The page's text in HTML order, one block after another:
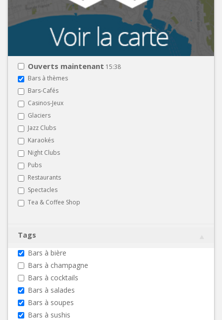
Ouverts maintenant 15:38
Bars à thèmes
Bars-Cafés
Casinos-Jeux
Glaciers
Jazz Clubs
Karaokés
Night Clubs
Pubs
Restaurants
Spectacles
Tea & Coffee Shop
Tags
Bars à bière
Bars à champagne
Bars à cocktails
Bars à salades
Bars à soupes
Bars à sushis